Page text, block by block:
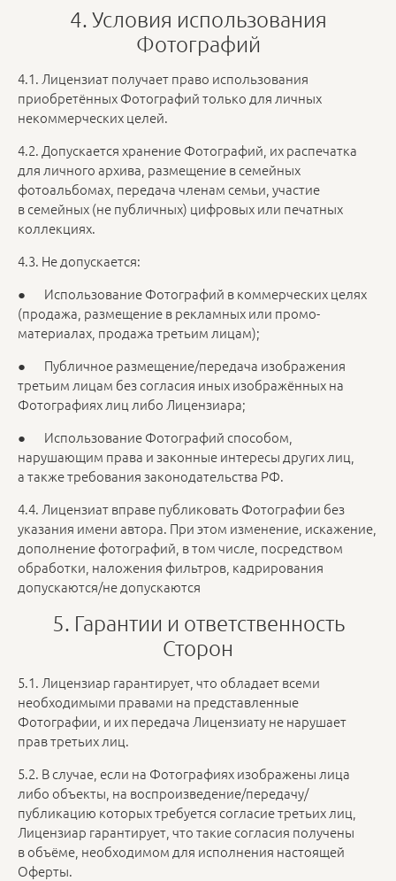
4. Условия использования
Фотографий
4.1. Лицензиат получает право использования
приобретённых Фотографий только для личных
некоммерческих целей.
4.2. Допускается хранение Фотографий, их распечатка
для личного архива, размещение в семейных
фотоальбомах, передача членам семьи, участие
в семейных (не публичных) цифровых или печатных
коллекциях.
4.3. Не допускается:
● Использование Фотографий в коммерческих целях
(продажа, размещение в рекламных или промо-
материалах, продажа третьим лицам);
● Публичное размещение/передача изображения
третьим лицам без согласия иных изображённых на
Фотографиях лиц либо Лицензиара;
● Использование Фотографий способом,
нарушающим права и законные интересы других лиц,
а также требования законодательства РФ.
4.4. Лицензиат вправе публиковать Фотографии без
указания имени автора. При этом изменение, искажение,
дополнение фотографий, в том числе, посредством
обработки, наложения фильтров, кадрирования
допускаются/не допускаются
5. Гарантии и ответственность
Сторон
5.1. Лицензиар гарантирует, что обладает всеми
необходимыми правами на представленные
Фотографии, и их передача Лицензиату не нарушает
прав третьих лиц.
5.2. В случае, если на Фотографиях изображены лица
либо объекты, на воспроизведение/передачу/
публикацию которых требуется согласие третьих лиц,
Лицензиар гарантирует, что такие согласия получены
в объёме, необходимом для исполнения настоящей
Оферты.